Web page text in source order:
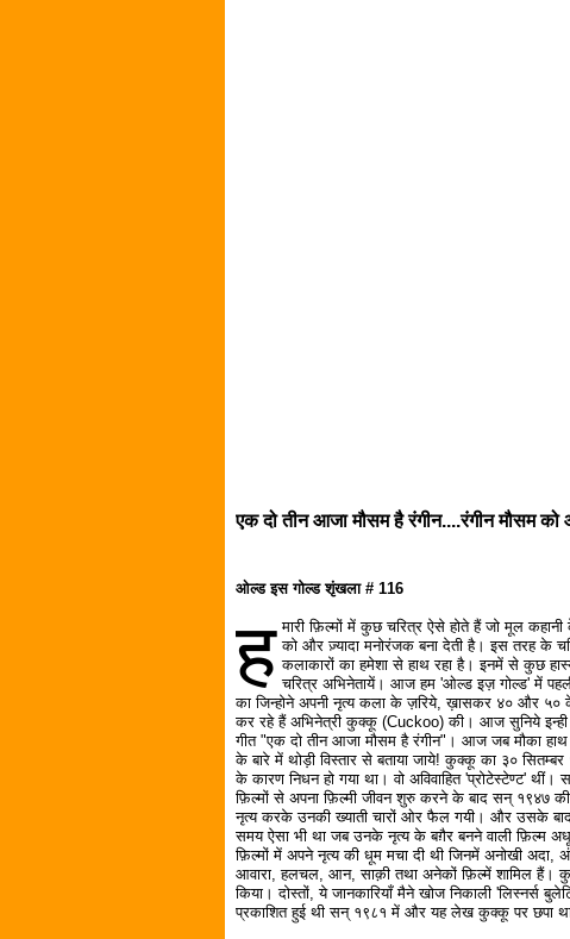
एक दो तीन आजा मौसम है रंगीन....रंगीन मौसम
ओल्ड इस गोल्ड शृंखला # 116
ह मारी फ़िल्मों में कुछ चरित्र ऐसे होते हैं जो मूल
को और ज़्यादा मनोरंजक बना देती है। इस तरह के
कलाकारों का हमेशा से हाथ रहा है। इनमें से कुछ
चरित्र अभिनेतायें। आज हम 'ओल्ड इज़ गोल्ड' में
का जिन्होने अपनी नृत्य कला के ज़रिये, ख़ासकर ४० और ५०
कर रहे हैं अभिनेत्री कुक्कू (Cuckoo) की। आज सुनिये इन्ही
गीत "एक दो तीन आजा मौसम है रंगीन"। आज जब मौका
के बारे में थोड़ी विस्तार से बताया जाये! कुक्कू का ३०
के कारण निधन हो गया था। वो अविवाहित 'प्रोटेस्टेण्ट'
फ़िल्मों से अपना फ़िल्मी जीवन शुरु करने के बाद सन् १९४७ की
नृत्य करके उनकी ख्याती चारों ओर फैल गयी। और उसके
समय ऐसा भी था जब उनके नृत्य के बग़ैर बनने वाली फ़िल्म
फ़िल्मों में अपने नृत्य की धूम मचा दी थी जिनमें अनोखी अदा,
आवारा, हलचल, आन, साक़ी तथा अनेकों फ़िल्में शामिल हैं।
किया। दोस्तों, ये जानकारियाँ मैने खोज निकाली 'लिस्नर्स
प्रकाशित हुई थी सन् १९८१ में और यह लेख कुक्कू पर छपा था